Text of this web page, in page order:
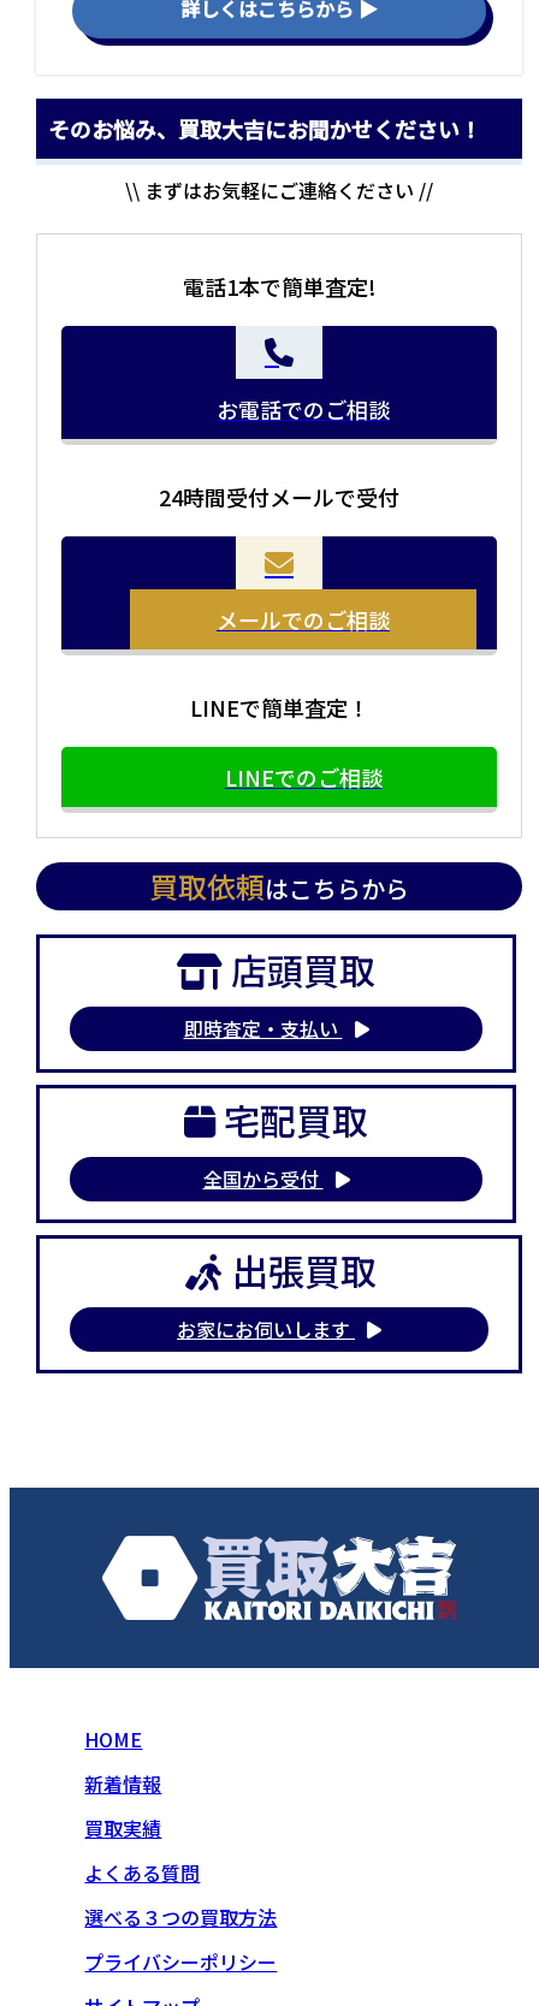
詳しくはこちらから ▶
お品物をつめて送るだけで査定が可能です。時間が無い
方や、荷物が多い方へオススメです。
当店の査定員がご自宅に伺いその場で査定を致します。
まとめて売りたい！価値がわからなく売れるかわからな
そのお悩み、買取大吉にお聞かせください！
\\ まずはお気軽にご連絡ください //
電話1本で簡単査定!
お電話でのご相談
24時間受付メールで受付
メールでのご相談
LINEで簡単査定！
LINEでのご相談
買取依頼はこちらから
店頭買取
即時査定・支払い
宅配買取
全国から受付
出張買取
お家にお伺いします
HOME
新着情報
買取実績
よくある質問
選べる３つの買取方法
プライバシーポリシー